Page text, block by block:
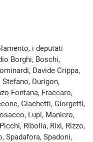
i deputati
Borghi, Boschi,
Davide Crippa,
Stefano, Durigon,
Fontana, Fraccaro,
Giachetti, Giorgetti,
Lupi, Maniero,
Ribolla, Rixi, Rizzo,
Spadafora, Spadoni,